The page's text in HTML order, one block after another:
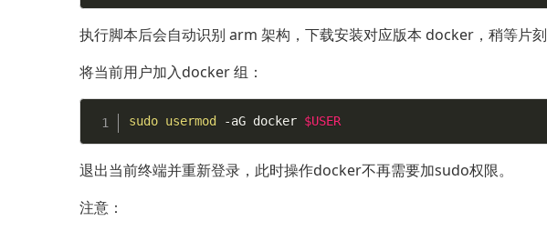
执行脚本后会自动识别 arm 架构，下载安装对应版本 docker，稍等片刻
将当前用户加入docker 组：
sudo usermod -aG docker $USER
退出当前终端并重新登录，此时操作docker不再需要加sudo权限。
注意：